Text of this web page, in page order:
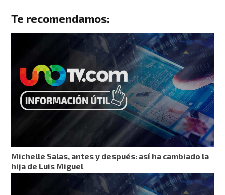
Te recomendamos:
Michelle Salas, antes y después: así ha cambiado la
hija de Luis Miguel